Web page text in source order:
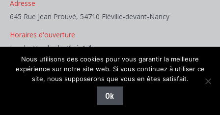
Adresse
645 Rue Jean Prouvé, 54710 Fléville-devant-Nancy
Horaires d'ouverture
Lundi - Vendredi : 8h à 17h
Téléphone :
03 83 50 50 50
Nous utilisons des cookies pour vous garantir la meilleure
expérience sur notre site web. Si vous continuez à utiliser ce
site, nous supposerons que vous en êtes satisfait.
Ok